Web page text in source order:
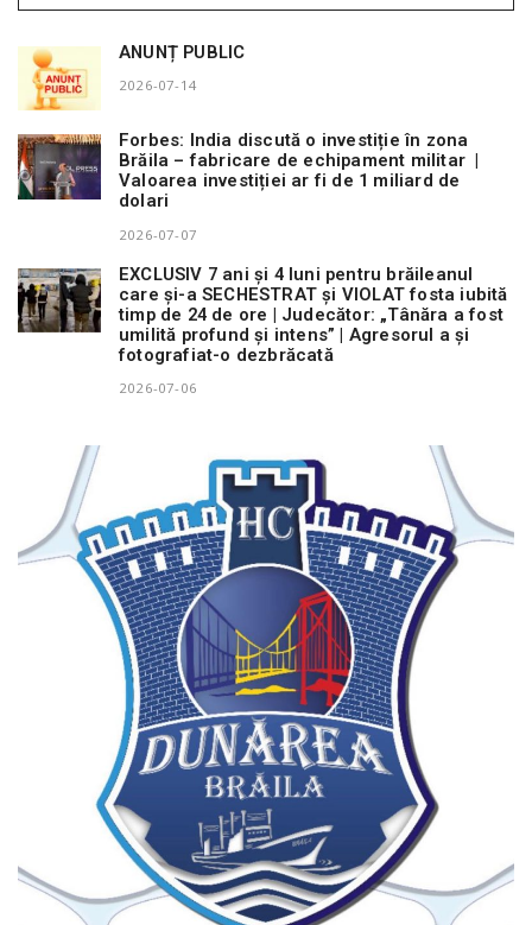
ANUNȚ PUBLIC
2026-07-14
Forbes: India discută o investiție în zona
Brăila – fabricare de echipament militar |
Valoarea investiției ar fi de 1 miliard de
dolari
2026-07-07
EXCLUSIV 7 ani și 4 luni pentru brăileanul
care și-a SECHESTRAT și VIOLAT fosta iubită
timp de 24 de ore | Judecător: „Tânăra a fost
umilită profund și intens” | Agresorul a și
fotografiat-o dezbrăcată
2026-07-06